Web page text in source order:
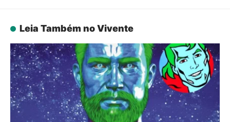
Leia Também no Vivente